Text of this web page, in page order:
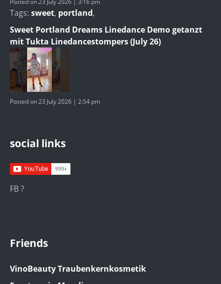
Posted on 23 July 2026 | 3:16 pm
Tags: sweet, portland,
Sweet Portland Dreams Linedance Demo getanzt
mit Tukta Linedancestompers (July 26)
Posted on 23 July 2026 | 2:54 pm
social links
FB ?
Friends
VinoBeauty Traubenkernkosmetik